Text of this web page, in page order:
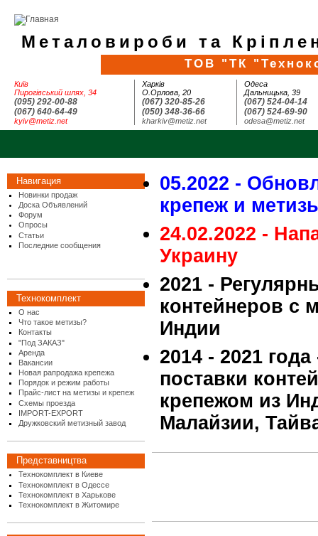
Металовироби та
ТОВ "ТК
Київ
Пирогівський шлях, 34
(095) 292-00-88
(067) 640-64-49
kyiv@metiz.net
Харків
О.Орлова, 20
(067) 320-85-26
(050) 348-36-66
kharkiv@metiz.net
Одеса
Дальницька, 39
(067) 524-04-14
(067) 524-69-90
odesa@metiz.net
Навигация
Новинки продаж
Доска Объявлений
Форум
Опросы
Статьи
Последние сообщения
Технокомплект
О нас
Что такое метизы?
Контакты
"Под ЗАКАЗ"
Аренда
Вакансии
Новая рапродажа крепежа
Порядок и режим работы
Прайс-лист на метизы и крепеж
Схемы проезда
IMPORT-EXPORT
Дружковский метизный завод
Представництва
Технокомплект в Киеве
Технокомплект в Одессе
Технокомплект в Харькове
Технокомплект в Житомире
05.2022 -
крепеж и
24.02.2022 -
Украину
2021 -
контейнеров с
Индии
2014 - 2021
поставки
крепежом из
Малайзии,